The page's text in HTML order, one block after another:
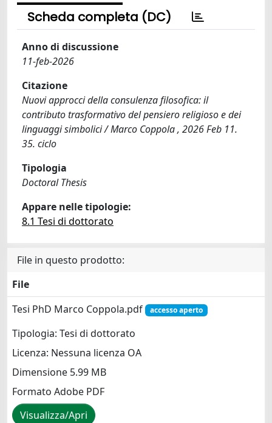
Scheda completa (DC)
Anno di discussione
11-feb-2026
Citazione
Nuovi approcci della consulenza filosofica: il
contributo trasformativo del pensiero religioso e dei
linguaggi simbolici / Marco Coppola , 2026 Feb 11.
35. ciclo
Tipologia
Doctoral Thesis
Appare nelle tipologie:
8.1 Tesi di dottorato
File in questo prodotto:
File
Tesi PhD Marco Coppola.pdf
accesso aperto
Tipologia: Tesi di dottorato
Licenza: Nessuna licenza OA
Dimensione 5.99 MB
Formato Adobe PDF
Visualizza/Apri